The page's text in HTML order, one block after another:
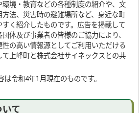
境・教育などの各種制度の紹介や、文
法、災害時の避難場所など、身近な町
く紹介したものです。広告を掲載して
体及び事業者の皆様のご協力により、
の高い情報源としてご利用いただける
上峰町と株式会社サイネックスとの共
は令和4年1月現在のものです。
て